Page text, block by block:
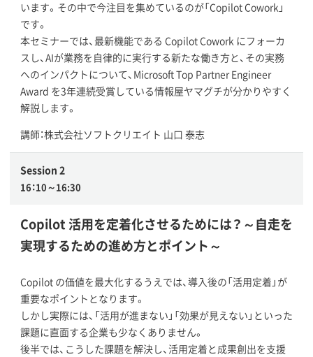
います。その中で今注目を集めているのが「Copilot Cowork」
です。
本セミナーでは、最新機能である Copilot Cowork にフォーカ
スし、AIが業務を自律的に実行する新たな働き方と、その実務
へのインパクトについて、Microsoft Top Partner Engineer
Award を3年連続受賞している情報屋ヤマグチが分かりやすく
解説します。
講師：株式会社ソフトクリエイト 山口 泰志
Session 2
16：10～16:30
Copilot 活用を定着化させるためには？～自走を
実現するための進め方とポイント～
Copilot の価値を最大化するうえでは、導入後の「活用定着」が
重要なポイントとなります。
しかし実際には、「活用が進まない」「効果が見えない」といった
課題に直面する企業も少なくありません。
後半では、こうした課題を解決し、活用定着と成果創出を支援